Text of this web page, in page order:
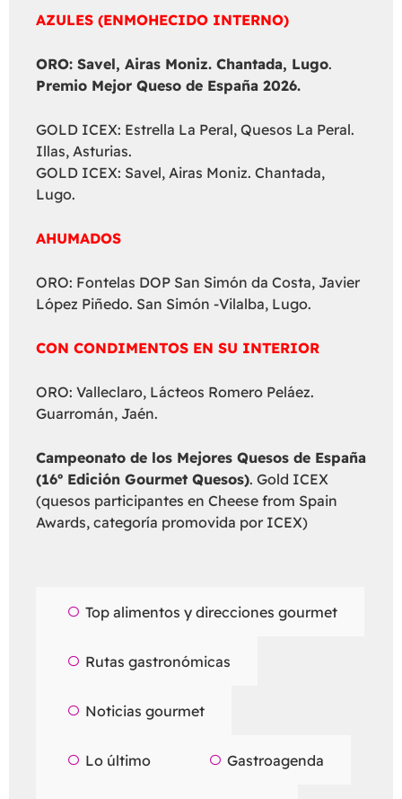
AZULES (ENMOHECIDO INTERNO)
ORO: Savel, Airas Moniz. Chantada, Lugo.
Premio Mejor Queso de España 2026.
GOLD ICEX: Estrella La Peral, Quesos La Peral.
Illas, Asturias.
GOLD ICEX: Savel, Airas Moniz. Chantada,
Lugo.
AHUMADOS
ORO: Fontelas DOP San Simón da Costa, Javier
López Piñedo. San Simón -Vilalba, Lugo.
CON CONDIMENTOS EN SU INTERIOR
ORO: Valleclaro, Lácteos Romero Peláez.
Guarromán, Jaén.
Campeonato de los Mejores Quesos de España
(16º Edición Gourmet Quesos). Gold ICEX
(quesos participantes en Cheese from Spain
Awards, categoría promovida por ICEX)
Top alimentos y direcciones gourmet
Rutas gastronómicas
Noticias gourmet
Lo último Gastroagenda